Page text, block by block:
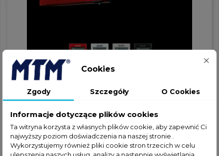
Cookies
Zgody Szczegóły O Cookies
Informacje dotyczące plików cookies
Ta witryna korzysta z własnych plików cookie, aby zapewnić Ci
najwyższy poziom doświadczenia na naszej stronie .
Wykorzystujemy również pliki cookie stron trzecich w celu
ulepszenia naszych usług, analizy a nastepnie wyświetlania